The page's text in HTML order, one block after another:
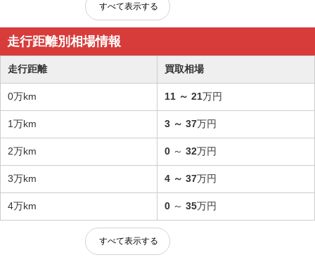
すべて表示する
走行距離別相場情報
走行距離 買取相場
0万km 11 ～ 21万円
1万km 3 ～ 37万円
2万km 0 ～ 32万円
3万km 4 ～ 37万円
4万km 0 ～ 35万円
すべて表示する